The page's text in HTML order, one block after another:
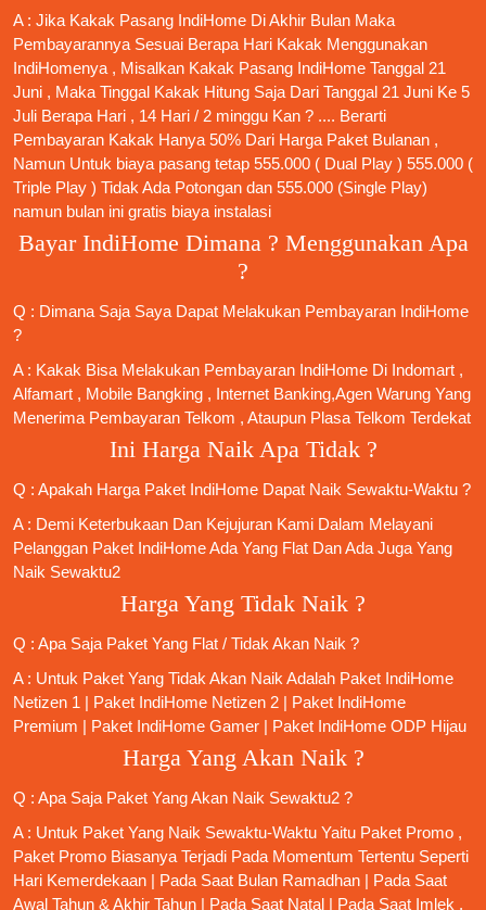
A : Jika Kakak Pasang IndiHome Di Akhir Bulan Maka
Pembayarannya Sesuai Berapa Hari Kakak Menggunakan
IndiHomenya , Misalkan Kakak Pasang IndiHome Tanggal 21
Juni , Maka Tinggal Kakak Hitung Saja Dari Tanggal 21 Juni Ke 5
Juli Berapa Hari , 14 Hari / 2 minggu Kan ? .... Berarti
Pembayaran Kakak Hanya 50% Dari Harga Paket Bulanan ,
Namun Untuk biaya pasang tetap 555.000 ( Dual Play ) 555.000 (
Triple Play ) Tidak Ada Potongan dan 555.000 (Single Play)
namun bulan ini gratis biaya instalasi
Bayar IndiHome Dimana ? Menggunakan Apa
?
Q : Dimana Saja Saya Dapat Melakukan Pembayaran IndiHome
?
A : Kakak Bisa Melakukan Pembayaran IndiHome Di Indomart ,
Alfamart , Mobile Bangking , Internet Banking,Agen Warung Yang
Menerima Pembayaran Telkom , Ataupun Plasa Telkom Terdekat
Ini Harga Naik Apa Tidak ?
Q : Apakah Harga Paket IndiHome Dapat Naik Sewaktu-Waktu ?
A : Demi Keterbukaan Dan Kejujuran Kami Dalam Melayani
Pelanggan Paket IndiHome Ada Yang Flat Dan Ada Juga Yang
Naik Sewaktu2
Harga Yang Tidak Naik ?
Q : Apa Saja Paket Yang Flat / Tidak Akan Naik ?
A : Untuk Paket Yang Tidak Akan Naik Adalah Paket IndiHome
Netizen 1 | Paket IndiHome Netizen 2 | Paket IndiHome
Premium | Paket IndiHome Gamer | Paket IndiHome ODP Hijau
Harga Yang Akan Naik ?
Q : Apa Saja Paket Yang Akan Naik Sewaktu2 ?
A : Untuk Paket Yang Naik Sewaktu-Waktu Yaitu Paket Promo ,
Paket Promo Biasanya Terjadi Pada Momentum Tertentu Seperti
Hari Kemerdekaan | Pada Saat Bulan Ramadhan | Pada Saat
Awal Tahun & Akhir Tahun | Pada Saat Natal | Pada Saat Imlek ,